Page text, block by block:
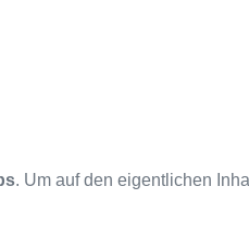
. Um auf den eigentlichen